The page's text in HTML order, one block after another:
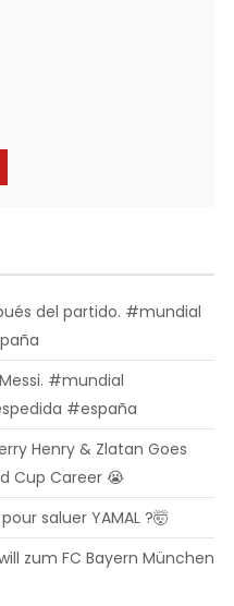
del partido. #mundial
#mundial
#españa
Henry & Zlatan Goes
Cup Career 😭
saluer YAMAL ?🤯
zum FC Bayern München